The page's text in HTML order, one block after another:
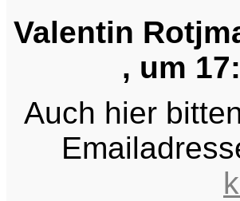
Valentin
, um
Auch hier